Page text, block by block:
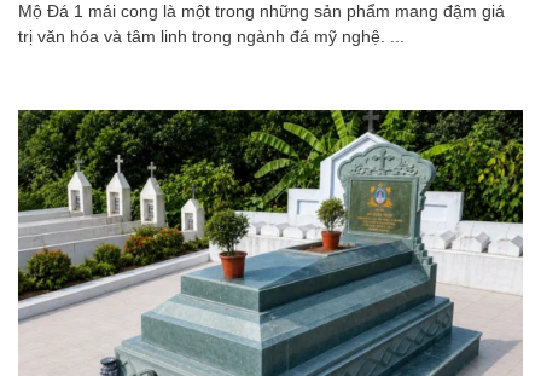
Mộ Đá 1 mái cong là một trong những sản phẩm mang đậm giá
trị văn hóa và tâm linh trong ngành đá mỹ nghệ. ...